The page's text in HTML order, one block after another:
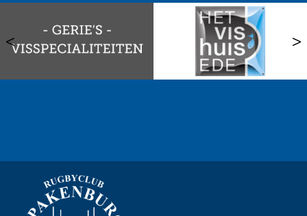
< >